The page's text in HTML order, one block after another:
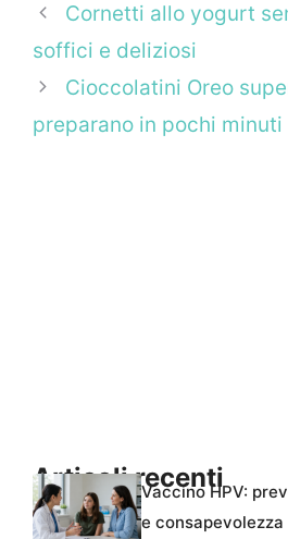
Cornetti allo yogurt
soffici e deliziosi
Cioccolatini Oreo
preparano in pochi minuti
Articoli recenti
Vaccino HPV:
e consapevolezza